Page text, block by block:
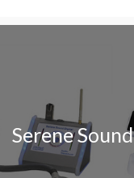
Serene Sound
Serene Sound